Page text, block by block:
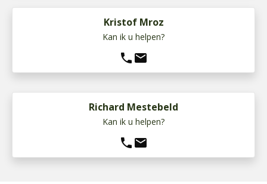
Kristof Mroz
Kan ik u helpen?
phone mail
Richard Mestebeld
Kan ik u helpen?
phone mail